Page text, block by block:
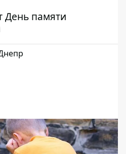
День памяти